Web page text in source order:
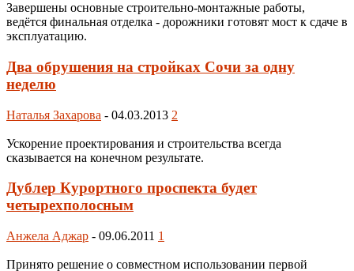
Завершены основные строительно-монтажные работы,
ведётся финальная отделка - дорожники готовят мост к сдаче в
эксплуатацию.
Два обрушения на стройках Сочи за одну
неделю
Наталья Захарова - 04.03.2013 2
Ускорение проектирования и строительства всегда
сказывается на конечном результате.
Дублер Курортного проспекта будет
четырехполосным
Анжела Аджар - 09.06.2011 1
Принято решение о совместном использовании первой